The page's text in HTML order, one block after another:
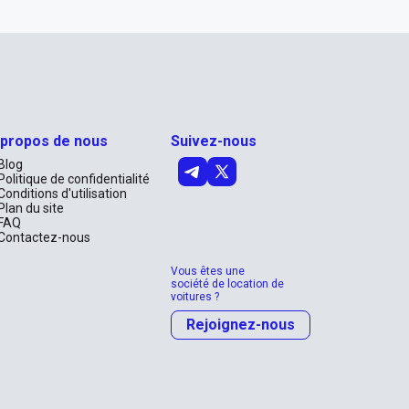
de nous
Blog
Politique de confidentialité
d'utilisation
Plan du site
FAQ
nous
Suivez-nous
Vous êtes une
société de location de
voitures ?
Rejoignez-nous